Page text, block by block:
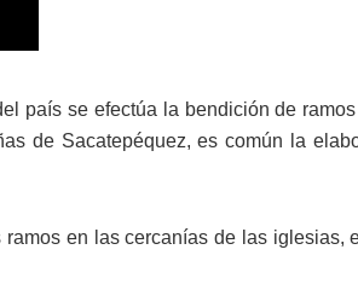
país se efectúa la bendición de
de Sacatepéquez, es común la
en las cercanías de las iglesias,